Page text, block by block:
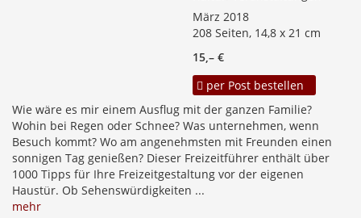
März 2018
208 Seiten, 14,8 x 21 cm
15,– €
per Post bestellen
Wie wäre es mir einem Ausflug mit der ganzen Familie?
Wohin bei Regen oder Schnee? Was unternehmen, wenn
Besuch kommt? Wo am angenehmsten mit Freunden einen
sonnigen Tag genießen? Dieser Freizeitführer enthält über
1000 Tipps für Ihre Freizeitgestaltung vor der eigenen
Haustür. Ob Sehenswürdigkeiten ...
mehr